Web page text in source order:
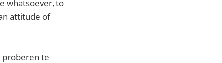
whatsoever, to
attitude of
proberen te